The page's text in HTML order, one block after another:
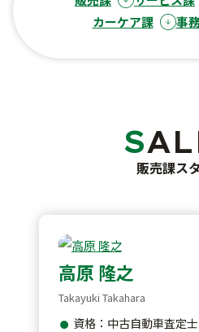
お知らせ・ブログ
カーケア課
事
販売課ス
高原 隆之
Takayuki Takahara
資格：中古自動車査定